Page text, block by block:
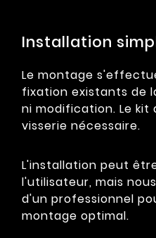
Installation
Le montage
fixation existants de
ni modification. Le
visserie nécessaire.
L'installation peut
l'utilisateur, mais
d'un professionnel
montage optimal.